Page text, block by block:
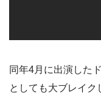
同年4月に出演した
としても大ブレイク